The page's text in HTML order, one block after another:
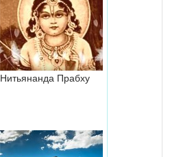
Нитьянанда Прабху